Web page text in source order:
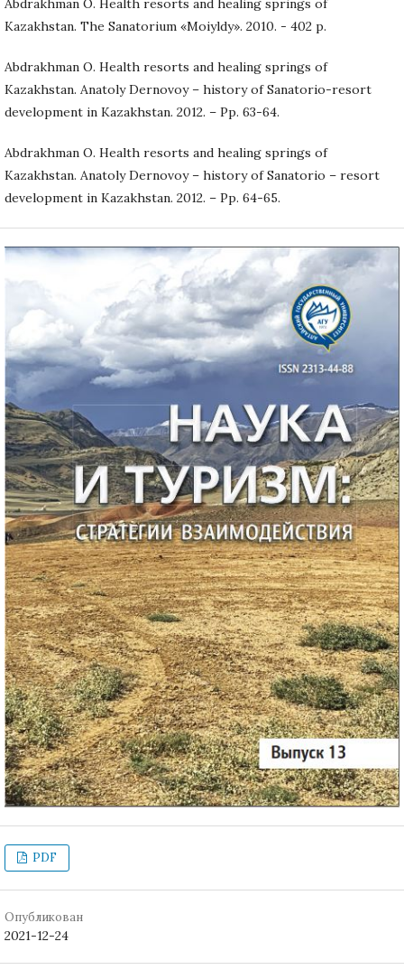
Abdrakhman O. Health resorts and healing springs of
Kazakhstan. The Sanatorium «Moiyldy». 2010. - 402 p.
Abdrakhman O. Health resorts and healing springs of
Kazakhstan. Anatoly Dernovoy – history of Sanatorio-resort
development in Kazakhstan. 2012. – Pp. 63-64.
Abdrakhman O. Health resorts and healing springs of
Kazakhstan. Anatoly Dernovoy – history of Sanatorio – resort
development in Kazakhstan. 2012. – Pp. 64-65.
PDF
Опубликован
2021-12-24